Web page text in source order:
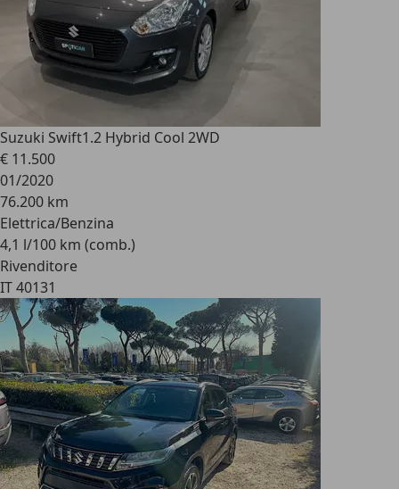
Suzuki Swift1.2 Hybrid Cool 2WD
€ 11.500
01/2020
76.200 km
Elettrica/Benzina
4,1 l/100 km (comb.)
Rivenditore
IT 40131